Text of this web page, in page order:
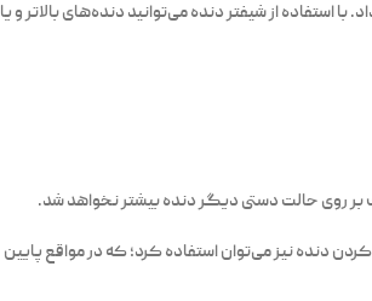
استفاده از شیفتر دنده می‌توانید دنده‌های بالاتر و یا
بر روی حالت دستی دیگر دنده بیشتر نخواهد شد.
دنده نیز می‌توان استفاده کرد؛ که در مواقع پایین